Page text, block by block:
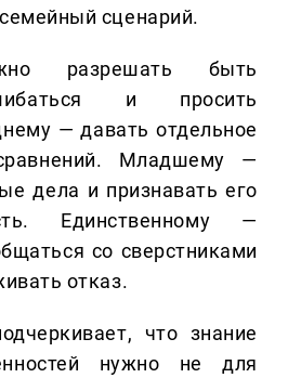
сценарий.
разрешать быть
и просить
— давать отдельное
Младшему —
дела и признавать его
Единственному —
со сверстниками
отказ.
что знание
нужно не для